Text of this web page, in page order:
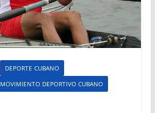
DEPORTE CUBANO
MOVIMIENTO DEPORTIVO CUBANO